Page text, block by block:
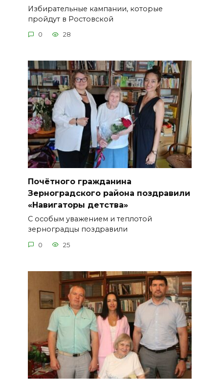
Избирательные кампании, которые
пройдут в Ростовской
0 28
Почётного гражданина
Зерноградского района поздравили
«Навигаторы детства»
С особым уважением и теплотой
зерноградцы поздравили
0 25